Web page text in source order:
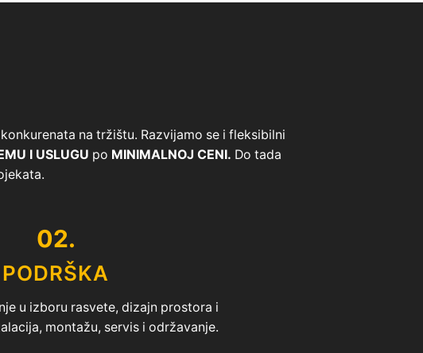
na tržištu. Razvijamo se i fleksibilni
I USLUGU po MINIMALNOJ CENI. Do tada
02.
PODRŠKA
u izboru rasvete, dizajn prostora i
montažu, servis i održavanje.